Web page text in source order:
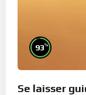
93%
Se laisser